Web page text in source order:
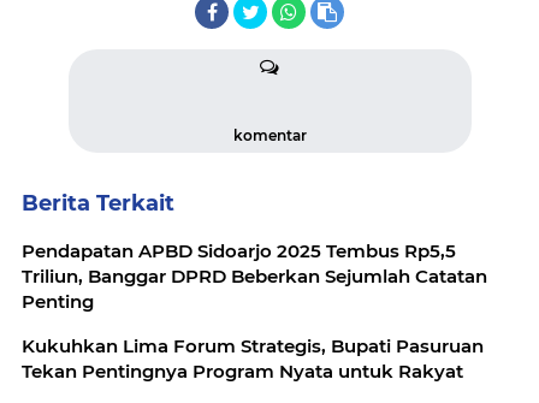
komentar
Berita Terkait
Pendapatan APBD Sidoarjo 2025 Tembus Rp5,5
Triliun, Banggar DPRD Beberkan Sejumlah Catatan
Penting
Kukuhkan Lima Forum Strategis, Bupati Pasuruan
Tekan Pentingnya Program Nyata untuk Rakyat